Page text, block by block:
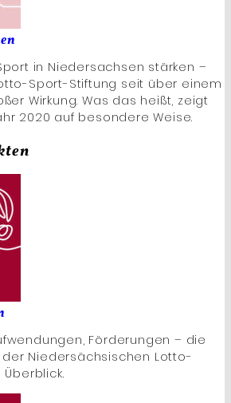
in Niedersachsen stärken –
Sport-Stiftung seit über einem
Wirkung. Was das heißt, zeigt
2020 auf besondere Weise.
Förderungen – die
Niedersächsischen Lotto-